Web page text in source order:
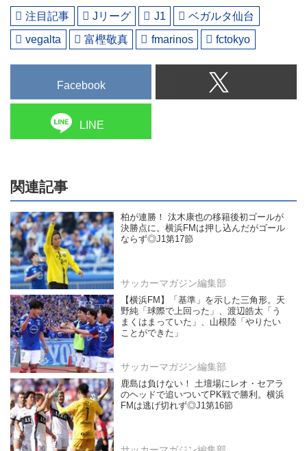
注目記事 Jリーグ J1
ベガルタ仙台
vegalta
富樫敬真 fmarinos fctokyo
Facebook
LINE
関連記事
柏が連勝！ 汰木康也の移籍後初ゴールが
決勝点に。横浜FMは押し込んだがゴール
ならず◎J1第17節
サッカーマガジン編集部
【横浜FM】「基準」を示した三角形。天
野純「球際で上回った」、渡辺皓太「う
まくはまっていた」、山根陸「やりたい
ことができた」
サッカーマガジン編集部
鹿島は負けない！ 土壇場にレオ・セアラ
のヘッドで追いついてPK戦で勝利。横浜
FMは逃げ切れず◎J1第16節